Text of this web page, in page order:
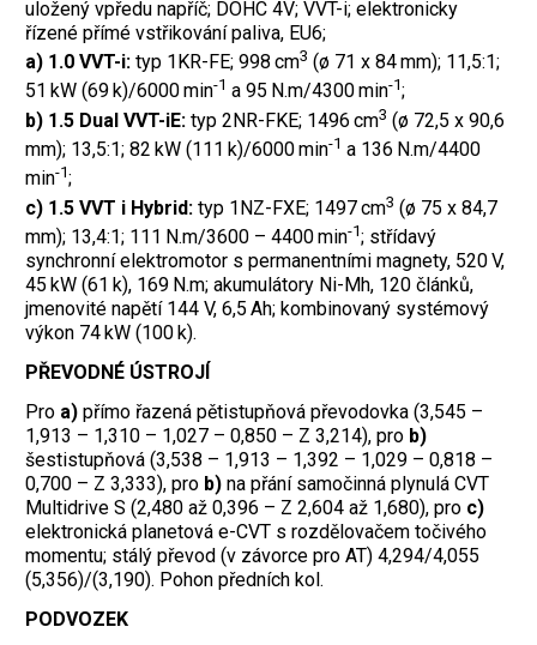
uložený vpředu napříč; DOHC 4V; VVT-i; elektronicky
řízené přímé vstřikování paliva, EU6;
a) 1.0 VVT-i: typ 1KR-FE; 998 cm3 (ø 71 x 84 mm); 11,5:1;
51 kW (69 k)/6000 min-1 a 95 N.m/4300 min-1;
b) 1.5 Dual VVT-iE: typ 2NR-FKE; 1496 cm3 (ø 72,5 x 90,6
mm); 13,5:1; 82 kW (111 k)/6000 min-1 a 136 N.m/4400
min-1;
c) 1.5 VVT i Hybrid: typ 1NZ-FXE; 1497 cm3 (ø 75 x 84,7
mm); 13,4:1; 111 N.m/3600 – 4400 min-1; střídavý
synchronní elektromotor s permanentními magnety, 520 V,
45 kW (61 k), 169 N.m; akumulátory Ni-Mh, 120 článků,
jmenovité napětí 144 V, 6,5 Ah; kombinovaný systémový
výkon 74 kW (100 k).
PŘEVODNÉ ÚSTROJÍ
Pro a) přímo řazená pětistupňová převodovka (3,545 –
1,913 – 1,310 – 1,027 – 0,850 – Z 3,214), pro b)
šestistupňová (3,538 – 1,913 – 1,392 – 1,029 – 0,818 –
0,700 – Z 3,333), pro b) na přání samočinná plynulá CVT
Multidrive S (2,480 až 0,396 – Z 2,604 až 1,680), pro c)
elektronická planetová e-CVT s rozdělovačem točivého
momentu; stálý převod (v závorce pro AT) 4,294/4,055
(5,356)/(3,190). Pohon předních kol.
PODVOZEK